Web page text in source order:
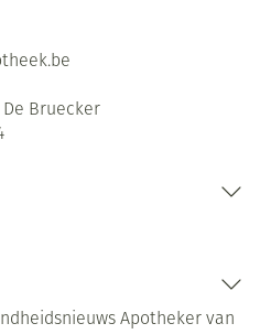
Bruecker
Apotheker van